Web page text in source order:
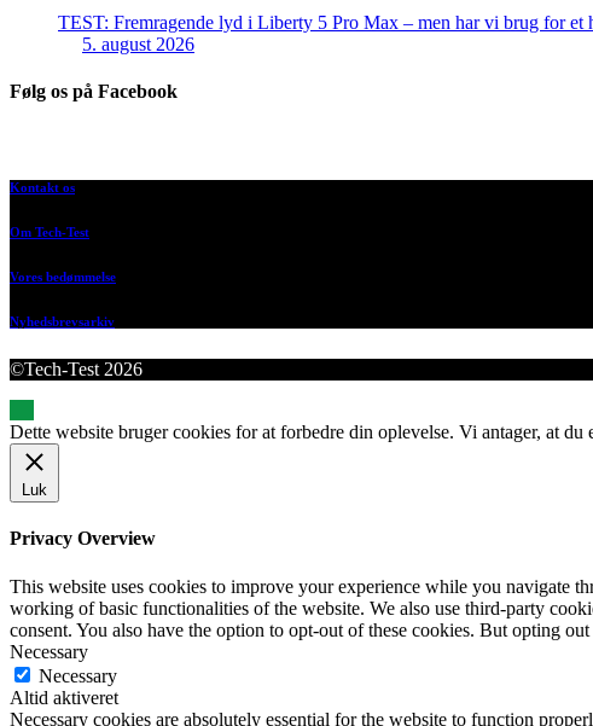
TEST: Fremragende lyd i Liberty 5 Pro Max – men har vi brug for et
5. august 2026
Følg os på Facebook
Kontakt os
Om Tech-Test
Vores bedømmelse
Nyhedsbrevsarkiv
©Tech-Test 2026
Dette website bruger cookies for at forbedre din oplevelse. Vi antager, at
Luk
Privacy Overview
This website uses cookies to improve your experience while you navigate
working of basic functionalities of the website. We also use third-party
consent. You also have the option to opt-out of these cookies. But opting
Necessary
Necessary
Altid aktiveret
Necessary cookies are absolutely essential for the website to function